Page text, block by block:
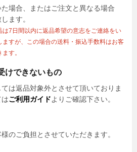
場合、またはご注文と異なる場合
ます。
7日間以内に返品希望の意志をご連絡をい
すが、この場合の送料・振込手数料はお客
す。
けできないもの
は返品対象外とさせて頂いておりま
ご利用ガイドよりご確認下さい。
のご負担とさせていただきます。